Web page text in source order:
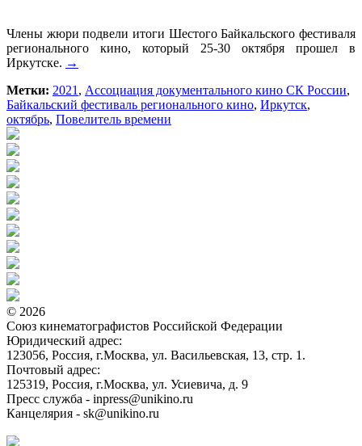
Члены жюри подвели итоги Шестого Байкальского фестиваля
регионального кино, который 25-30 октября прошел в
Иркутске. →
Метки: 2021 , Ассоциация документального кино СК России,
Байкальский фестиваль регионального кино, Иркутск,
октябрь, Повелитель времени
© 2026
Союз кинематографистов Российской Федерации
Юридический адрес:
123056, Россия, г.Москва, ул. Васильевская, 13, стр. 1.
Почтовый адрес:
125319, Россия, г.Москва, ул. Усиевича, д. 9
Пресс служба - inpress@unikino.ru
Канцелярия - sk@unikino.ru